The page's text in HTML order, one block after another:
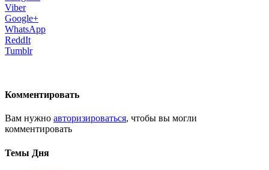
Viber
Google+
WhatsApp
ReddIt
Tumblr
Комментировать
Вам нужно авторизироваться, чтобы вы могли
комментировать
Темы Дня